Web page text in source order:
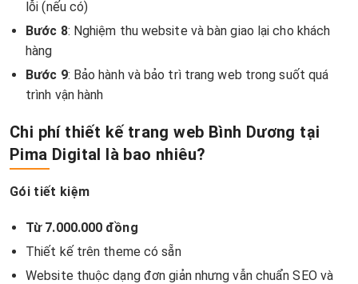
lỗi (nếu có)
Bước 8: Nghiệm thu website và bàn giao lại cho khách
hàng
Bước 9: Bảo hành và bảo trì trang web trong suốt quá
trình vận hành
Chi phí thiết kế trang web Bình Dương tại
Pima Digital là bao nhiêu?
Gói tiết kiệm
Từ 7.000.000 đồng
Thiết kế trên theme có sẵn
Website thuộc dạng đơn giản nhưng vẫn chuẩn SEO và